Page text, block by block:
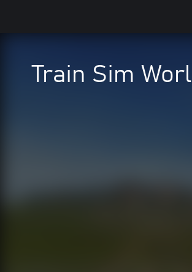
Train Sim